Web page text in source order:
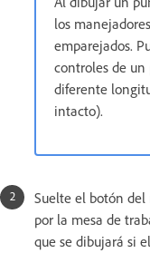
los
emparejados.
controles de un
diferente
intacto).
Suelte el botón
por la mesa de
que se dibujará si